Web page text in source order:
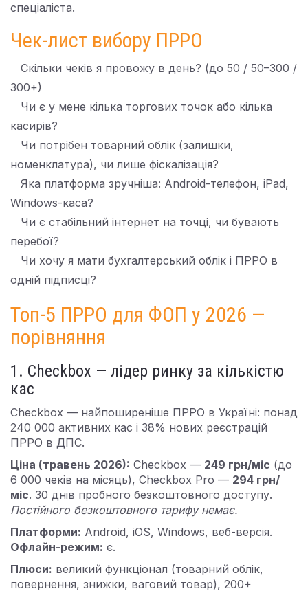
спеціаліста.
Чек-лист вибору ПРРО
Скільки чеків я провожу в день? (до 50 / 50–300 /
300+)
Чи є у мене кілька торгових точок або кілька
касирів?
Чи потрібен товарний облік (залишки,
номенклатура), чи лише фіскалізація?
Яка платформа зручніша: Android-телефон, iPad,
Windows-каса?
Чи є стабільний інтернет на точці, чи бувають
перебої?
Чи хочу я мати бухгалтерський облік і ПРРО в
одній підписці?
Топ-5 ПРРО для ФОП у 2026 —
порівняння
1. Checkbox — лідер ринку за кількістю
кас
Checkbox — найпоширеніше ПРРО в Україні: понад
240 000 активних кас і 38% нових реєстрацій
ПРРО в ДПС.
Ціна (травень 2026): Checkbox — 249 грн/міс (до
6 000 чеків на місяць), Checkbox Pro — 294 грн/
міс. 30 днів пробного безкоштовного доступу.
Постійного безкоштовного тарифу немає.
Платформи: Android, iOS, Windows, веб-версія.
Офлайн-режим: є.
Плюси: великий функціонал (товарний облік,
повернення, знижки, ваговий товар), 200+